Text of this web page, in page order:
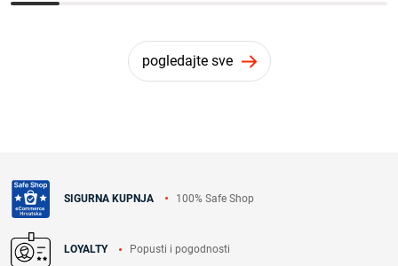
pogledajte sve
SIGURNA KUPNJA 100% Safe Shop
LOYALTY Popusti i pogodnosti